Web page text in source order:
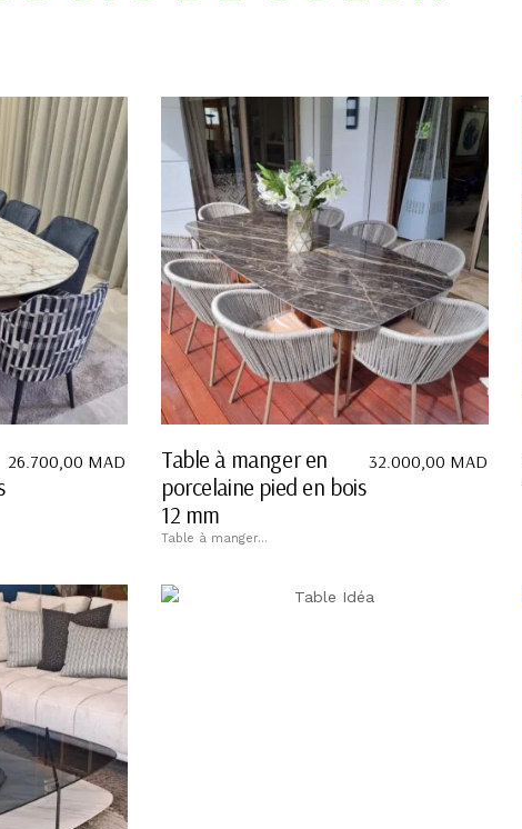
26.700,00 MAD
Table à manger en
porcelaine pied en bois
12 mm
Table à manger...
32.000,00 MAD